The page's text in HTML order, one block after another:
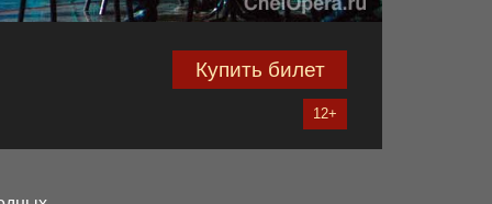
Купить билет
12+